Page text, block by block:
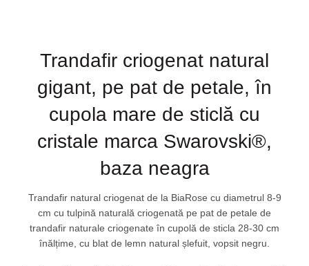
Trandafir criogenat natural
gigant, pe pat de petale, în
cupola mare de sticlă cu
cristale marca Swarovski®,
baza neagra
Trandafir natural criogenat de la BiaRose cu diametrul 8-9
cm cu tulpină naturală criogenată pe pat de petale de
trandafir naturale criogenate în cupolă de sticla 28-30 cm
înălțime, cu blat de lemn natural șlefuit, vopsit negru.